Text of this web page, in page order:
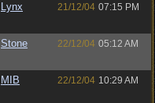
Lynx 21/12/04 07:15 PM
Stone 22/12/04 05:12 AM
MIB 22/12/04 10:29 AM